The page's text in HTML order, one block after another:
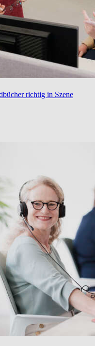
richtig in Szene